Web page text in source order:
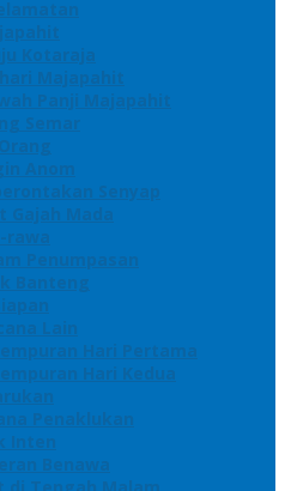
Kotaraja
Majapahit
Panji Majapahit
Semar
Anom
Senyap
Gajah Mada
rawa
Penumpasan
Banteng
Lain
Hari Pertama
Hari Kedua
Penaklukan
Inten
Benawa